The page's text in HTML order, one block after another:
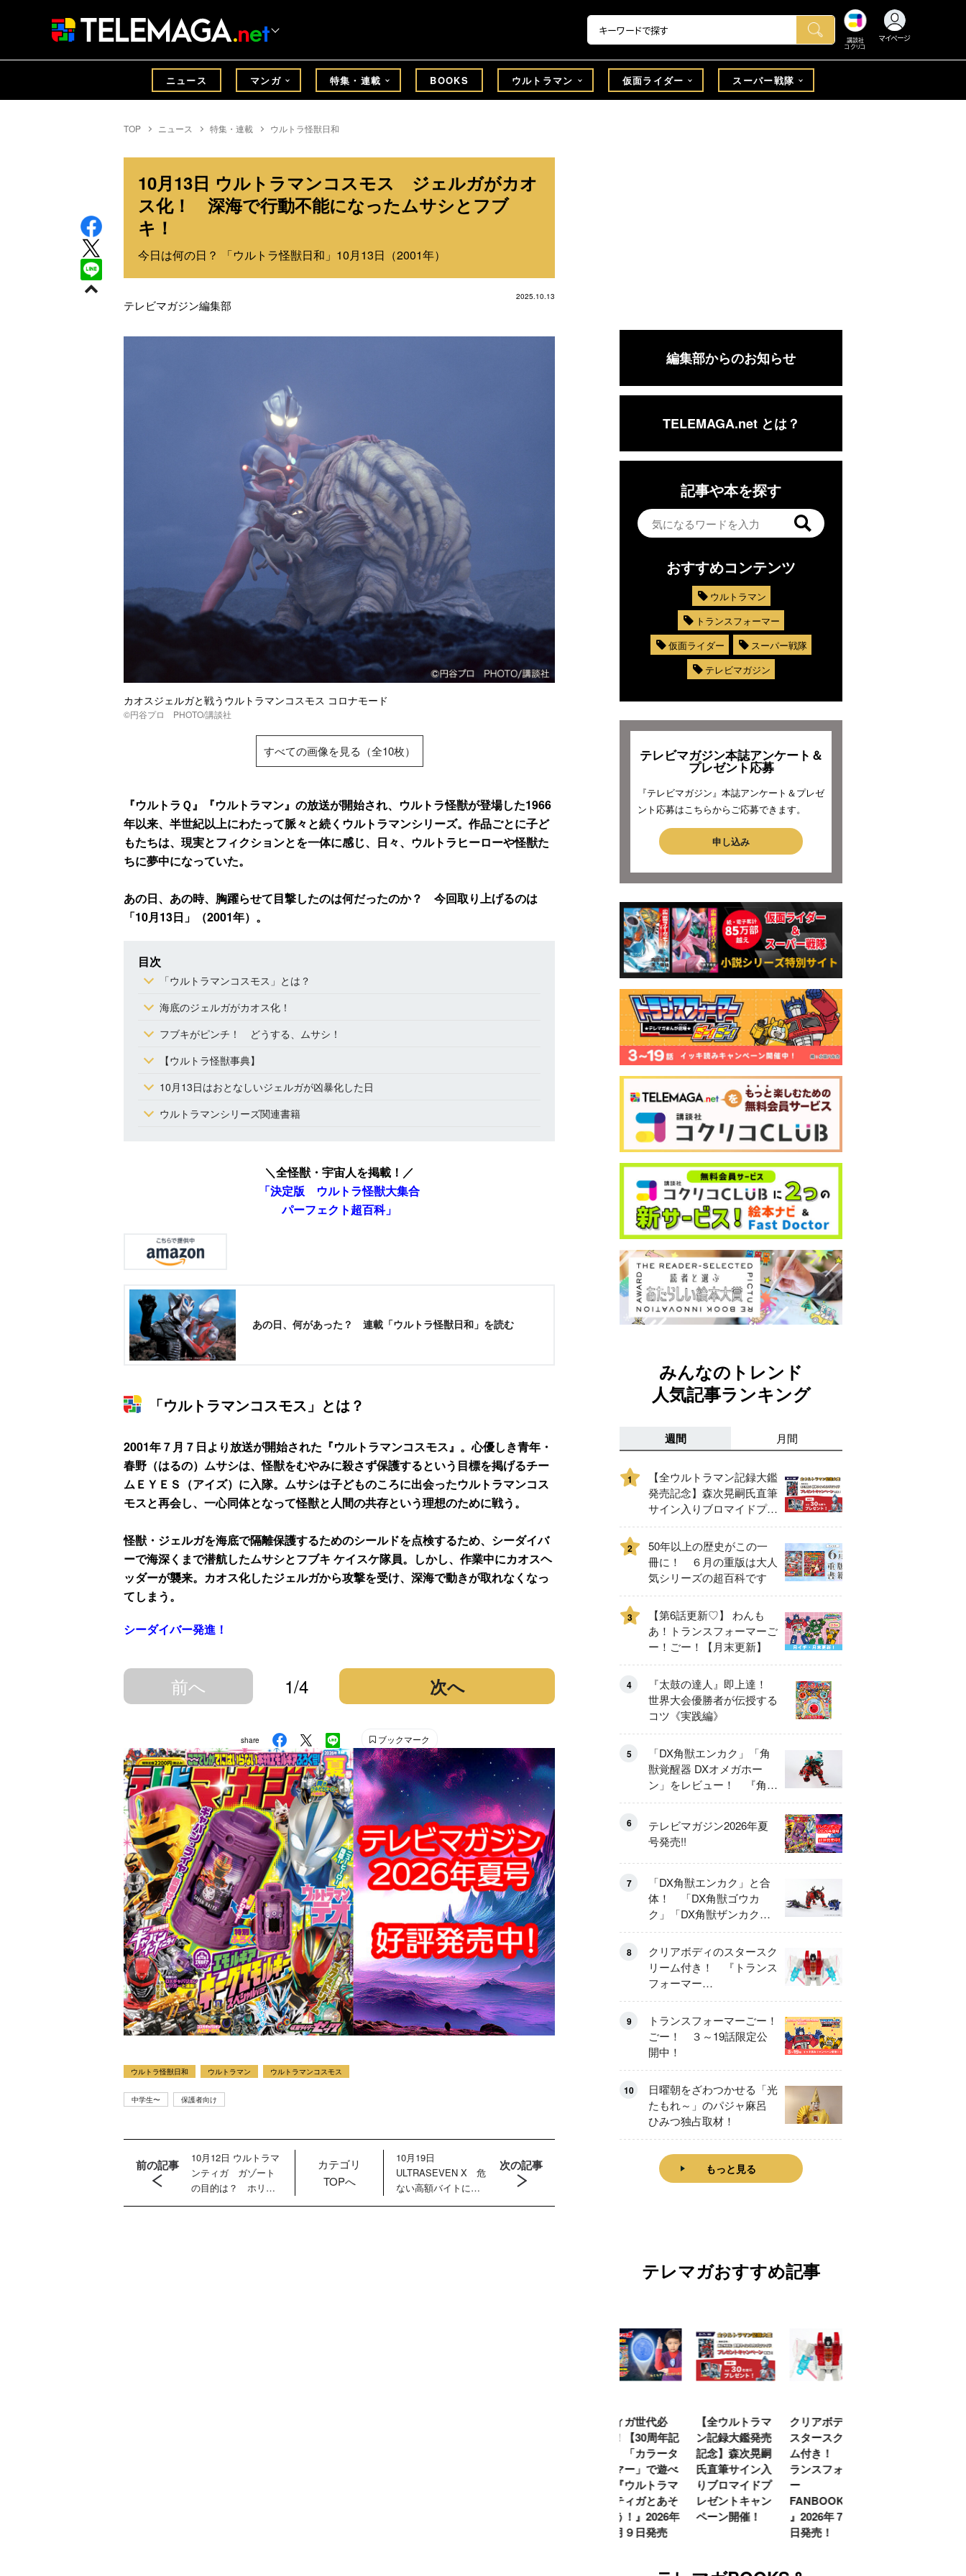
講談社
コクリコ
マイページ
ニュース マンガ 特集・連載 BOOKS ウルトラマン 仮面ライダー スーパー戦隊
TOP ニュース 特集・連載 ウルトラ怪獣日和
10月13日 ウルトラマンコスモス ジェルガがカオ
ス化！ 深海で行動不能になったムサシとフブ
キ！
今日は何の日？ 「ウルトラ怪獣日和」10月13日（2001年）
2025.10.13
テレビマガジン編集部
カオスジェルガと戦うウルトラマンコスモス コロナモード
©円谷プロ PHOTO/講談社
すべての画像を見る（全10枚）
『ウルトラＱ』『ウルトラマン』の放送が開始され、ウルトラ怪獣が登場した1966
年以来、半世紀以上にわたって脈々と続くウルトラマンシリーズ。作品ごとに子ど
もたちは、現実とフィクションとを一体に感じ、日々、ウルトラヒーローや怪獣た
ちに夢中になっていた。
あの日、あの時、胸躍らせて目撃したのは何だったのか？ 今回取り上げるのは
「10月13日」（2001年）。
目次
「ウルトラマンコスモス」とは？
海底のジェルガがカオス化！
フブキがピンチ！ どうする、ムサシ！
【ウルトラ怪獣事典】
10月13日はおとなしいジェルガが凶暴化した日
ウルトラマンシリーズ関連書籍
＼全怪獣・宇宙人を掲載！／
「決定版 ウルトラ怪獣大集合
パーフェクト超百科」
あの日、何があった？ 連載「ウルトラ怪獣日和」を読む
「ウルトラマンコスモス」とは？
2001年７月７日より放送が開始された『ウルトラマンコスモス』。心優しき青年・
春野（はるの）ムサシは、怪獣をむやみに殺さず保護するという目標を掲げるチー
ムＥＹＥＳ（アイズ）に入隊。ムサシは子どものころに出会ったウルトラマンコス
モスと再会し、一心同体となって怪獣と人間の共存という理想のために戦う。
怪獣・ジェルガを海底で隔離保護するためのシールドを点検するため、シーダイバ
ーで海深くまで潜航したムサシとフブキ ケイスケ隊員。しかし、作業中にカオスヘ
ッダーが襲来。カオス化したジェルガから攻撃を受け、深海で動きが取れなくなっ
てしまう。
シーダイバー発進！
前へ 1/4 次へ
share ブックマーク
ウルトラ怪獣日和 ウルトラマン ウルトラマンコスモス
中学生〜 保護者向け
前の記事
10月12日 ウルトラマ
ンティガ ガゾート
の目的は？ ホリイ
隊員が怪獣との対話
カテゴリ
TOPへ
10月19日
ULTRASEVEN X 危
ない高額バイトに若
者が殺到！ 暗躍す
次の記事
編集部からのお知らせ
TELEMAGA.net とは？
記事や本を探す
おすすめコンテンツ
ウルトラマン
トランスフォーマー
仮面ライダー
スーパー戦隊
テレビマガジン
テレビマガジン本誌アンケート＆
プレゼント応募
『テレビマガジン』本誌アンケート＆プレゼ
ント応募はこちらからご応募できます。
申し込み
みんなのトレンド
人気記事ランキング
週間 月間
1
【全ウルトラマン記録大鑑
発売記念】森次晃嗣氏直筆
サイン入りブロマイドプレ
ゼントキャンペーン開催！
2
50年以上の歴史がこの一
冊に！ ６月の重版は大人
気シリーズの超百科です
3
【第6話更新♡】 わんも
あ！トランスフォーマーご
ー！ごー！【月末更新】
4
『太鼓の達人』即上達！
世界大会優勝者が伝授する
コツ《実践編》
5
「DX角獣エンカク」「角
獣覚醒器 DXオメガホー
ン」をレビュー！ 『角醒
ハンター オメガホーン』
6
テレビマガジン2026年夏
号発売!!
7
「DX角獣エンカク」と合
体！ 「DX角獣ゴウカ
ク」「DX角獣ザンカク」
をレビュー！
8
クリアボディのスタースク
リーム付き！ 『トランス
フォーマー
FANBOOK2026』2026年
７月31日発売！
9
トランスフォーマーごー！
ごー！ ３～19話限定公
開中！
10
日曜朝をざわつかせる「光
たもれ～」のパジャ麻呂
ひみつ独占取材！
もっと見る
テレマガおすすめ記事
ティガ世代必
見！【30周年記
念】「カラータ
イマー」で遊べ
る『ウルトラマ
ンティガとあそ
ぼう！』2026年
７月９日発売
【全ウルトラマ
ン記録大鑑発売
記念】森次晃嗣
氏直筆サイン入
りブロマイドプ
レゼントキャン
ペーン開催！
クリアボディの
スタースクリー
ム付き！ 『ト
ランスフォーマ
ー
FANBOOK2026
』2026年７月31
日発売！